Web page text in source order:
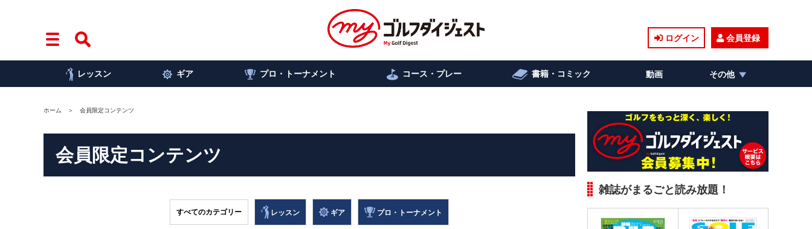
ログイン 会員登録
レッスン ギア プロ・トーナメント コース・プレー 書籍・コミック 動画 その他
ホーム 会員限定コンテンツ
会員限定コンテンツ
すべてのカテゴリー レッスン ギア プロ・トーナメント
雑誌がまるごと読み放題！